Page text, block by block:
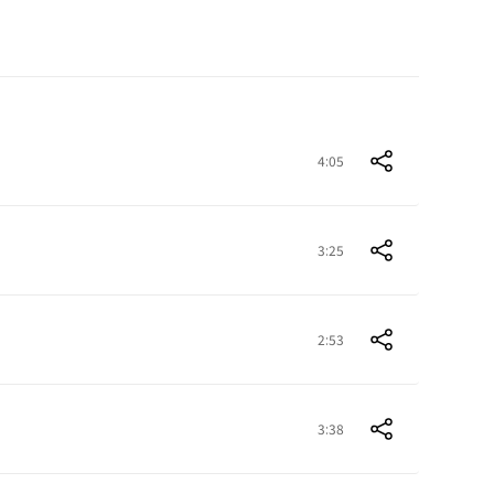
4:05
3:25
2:53
3:38